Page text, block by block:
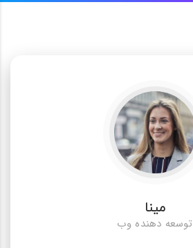
مینا
توسعه دهنده وب